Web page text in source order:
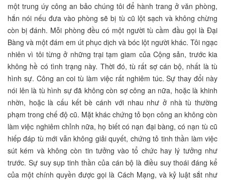
một trung úy công an bảo chúng tôi để hành trang ở văn phòng,
hắn nói nếu đưa vào phòng sẽ bị tù cũ lột sạch và không chừng
còn bị đánh. Mỗi phòng đều có một người tù cầm đầu gọi là Đại
Bàng và một đám em út phục dịch và bóc lột người khác. Tôi ngạc
nhiên vì tôi từng ở những trại tạm giam của Cộng sản, trước kia
không hề có tình trạng này. Thời đó, tù rất sợ cán bộ, nhất là tù
hình sự. Công an coi tù làm việc rất nghiêm túc. Sự thay đổi này
nói lên là tù hình sự đã không còn sợ công an nữa, hoặc là khinh
nhờn, hoặc là cấu kết bè cánh với nhau như ở nhà tù thường
phạm trong chế độ cũ. Mặt khác chứng tỏ bọn công an không còn
làm việc nghiêm chỉnh nữa, họ biết có nạn đại bàng, có nạn tù cũ
hiếp đáp tù mới vẫn không giải quyết, chứng tỏ tinh thần làm việc
sút kém và không còn tin tưởng vào tổ chức hay lý tưởng như
trước. Sự suy sụp tinh thần của cán bộ là điều suy thoái đáng kể
của một chính quyền được gọi là Cách Mạng, và kỷ luật sắt như